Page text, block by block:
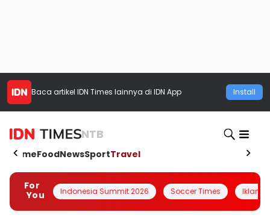
Baca artikel IDN Times lainnya di IDN App Install
NTB
HomeFoodNewsSportTravel
For
You
Indonesia Summit 2026 Soccer Times Iklanin